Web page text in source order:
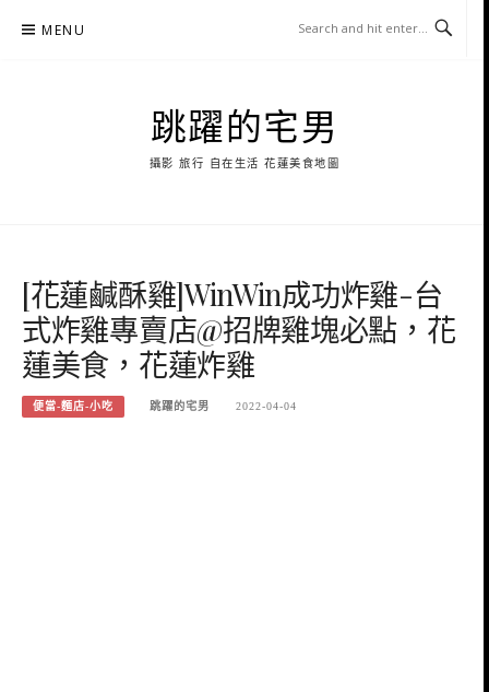
MENU
跳躍的宅男
攝影 旅行 自在生活 花蓮美食地圖
[花蓮鹹酥雞]WinWin成功炸雞-台
式炸雞專賣店@招牌雞塊必點，花
蓮美食，花蓮炸雞
便當-麵店-小吃 跳躍的宅男 2022-04-04